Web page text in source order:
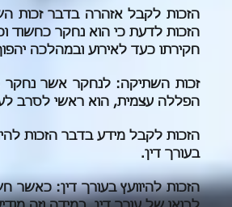
הזכות לקבל אזהרה בדבר זכות
הזכות לדעת כי הוא נחקר כחשוד
חקירתו כעד לאירוע ובמהלכה
זכות השתיקה: לנחקר אשר נחקר
הפללה עצמית, הוא ראשי לסרב
הזכות לקבל מידע בדבר הזכות
בעורך דין.
הזכות להיוועץ בעורך דין: כאשר